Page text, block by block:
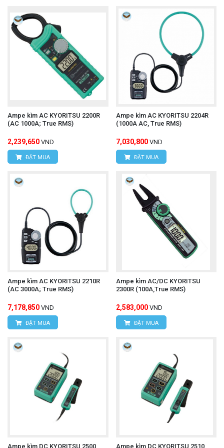
Ampe kìm AC KYORITSU 2200R
(AC 1000A; True RMS)
2,239,650 VND
ĐẶT MUA
Ampe kìm AC KYORITSU 2204R
(1000A AC, True RMS)
7,030,800 VND
ĐẶT MUA
Ampe kìm AC KYORITSU 2210R
(AC 3000A; True RMS)
7,178,850 VND
ĐẶT MUA
Ampe kìm AC/DC KYORITSU
2300R (100A,True RMS)
2,583,000 VND
ĐẶT MUA
Ampe kìm DC KYORITSU 2500 Ampe kìm DC KYORITSU 2510